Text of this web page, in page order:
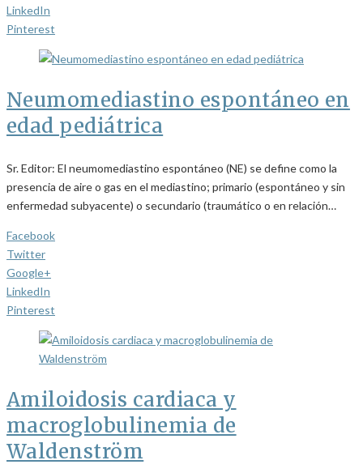
LinkedIn
Pinterest
Neumomediastino espontáneo en
edad pediátrica
Sr. Editor: El neumomediastino espontáneo (NE) se define como la
presencia de aire o gas en el mediastino; primario (espontáneo y sin
enfermedad subyacente) o secundario (traumático o en relación…
Facebook
Twitter
Google+
LinkedIn
Pinterest
Amiloidosis cardiaca y
macroglobulinemia de
Waldenström